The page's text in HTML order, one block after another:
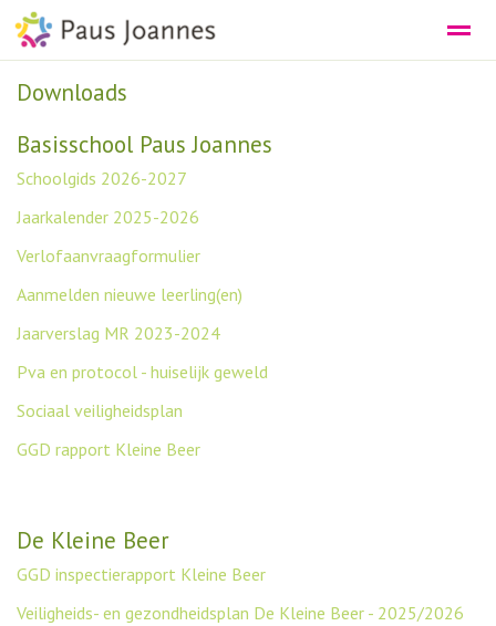
DE PEUTEROPVANG
Bellen E-mail
Downloads
Basisschool Paus Joannes
Schoolgids 2026-2027
Jaarkalender 2025-2026
Verlofaanvraagformulier
Aanmelden nieuwe leerling(en)
Jaarverslag MR 2023-2024
Pva en protocol - huiselijk geweld
Sociaal veiligheidsplan
GGD rapport Kleine Beer
De Kleine Beer
GGD inspectierapport Kleine Beer
Veiligheids- en gezondheidsplan De Kleine Beer - 2025/2026